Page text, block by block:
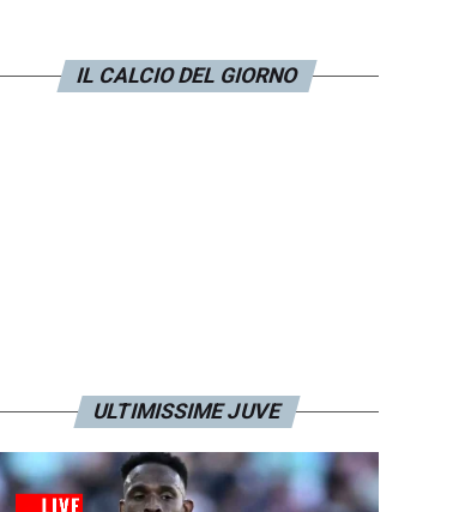
IL CALCIO DEL GIORNO
ULTIMISSIME JUVE